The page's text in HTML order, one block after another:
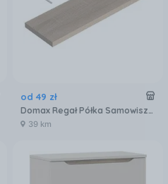
od 49 zł
Domax Regał Półka Samowisząca Dąb Sonoma 79,5X23,5 Velano
39 km